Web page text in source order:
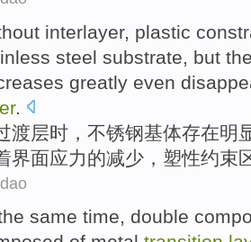
interlayer, plastic
steel substrate , but
greatly even
.
渡层时 ， 不锈钢基体存在明
界面应力的减少 ，塑性约束
same time, double